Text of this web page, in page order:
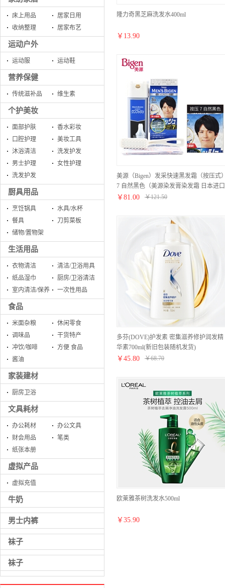
床上用品
居家日用
收纳整理
居家布艺
运动户外
运动服 运动鞋
营养保健
传统滋补品 维生素
个护美妆
面部护肤
香水彩妆
口腔护理
美妆工具
沐浴清洁
洗发护发
男士护理
女性护理
洗发护发
厨具用品
烹饪锅具
水具/水杯
餐具
刀剪菜板
储物/置物架
生活用品
衣物清洁
清洁/卫浴用具
纸品湿巾
厨房/卫浴清洁
室内清洁/保养
一次性用品
食品
米面杂粮
休闲零食
调味品
干货特产
冲饮/咖啡
方便 食品
酱油
家装建材
厨房卫浴
文具耗材
办公耗材
办公文具
财会用品
笔类
纸张本册
虚拟产品
虚拟充值
牛奶
男士内裤
袜子
袜子
隆力奇黑芝麻洗发水400ml
￥ 13.90
美源（Bigen）发采快速黑发霜（按压式
7 自然黑色（美源染发膏染发霜 日本进口
男士植物染发剂不易掉色 ）
￥ 81.00 ￥121.50
多芬(DOVE)护发素 密集滋养修护润发精
华素700ml(新旧包装随机发货)
￥ 45.80 ￥68.70
欧莱雅茶树洗发水500ml
￥ 35.90